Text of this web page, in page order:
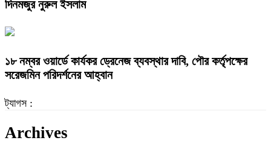
দিনমজুর নুরুল ইসলাম
১৮ নম্বর ওয়ার্ডে কার্যকর ড্রেনেজ ব্যবস্থার দাবি, পৌর কর্তৃপক্ষের
সরেজমিন পরিদর্শনের আহ্বান
ট্যাগস :
Archives